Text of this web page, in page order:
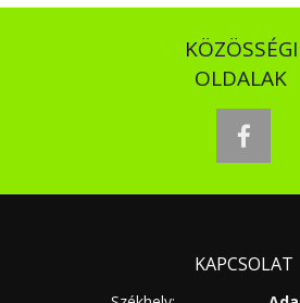
KÖZÖSSÉGI
OLDALAK
KAPCSOLAT